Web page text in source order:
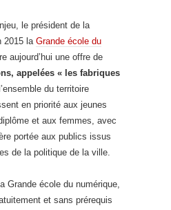
le président de la
2015 la Grande école du
aujourd’hui une offre de
appelées « les fabriques
du territoire
en priorité aux jeunes
et aux femmes, avec
portée aux publics issus
de la politique de la ville.
Grande école du numérique,
et sans prérequis